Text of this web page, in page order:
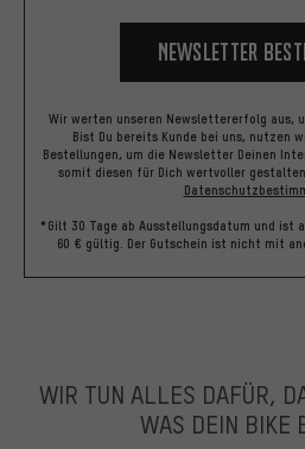
Newsletter
Wir werten unseren Newslettererfolg aus,
Bist Du bereits Kunde bei uns, nutzen
Bestellungen, um die Newsletter Deinen
somit diesen für Dich wertvoller gestalten
*Gilt 30 Tage ab Ausstellungsdatum und ist
60 € gültig. Der Gutschein ist nicht mit
WIR TUN ALLES DAFÜR,
WAS DEIN BIKE